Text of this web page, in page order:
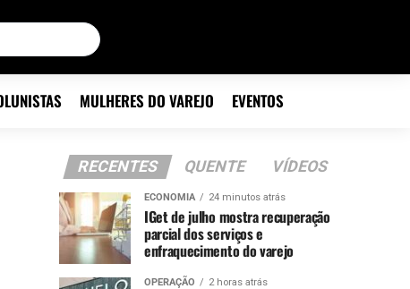
MULHERES DO VAREJO EVENTOS
RECENTES QUENTE VÍDEOS
ECONOMIA 24 minutos atrás
IGet de julho mostra recuperação
parcial dos serviços e
enfraquecimento do varejo
OPERAÇÃO 2 horas atrás